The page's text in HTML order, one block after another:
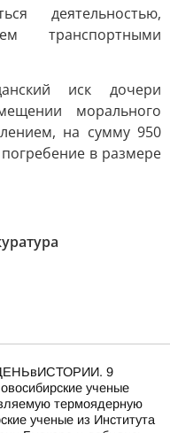
деятельностью,
транспортными
иск дочери
морального
на сумму 950
в размере
9
ученые
термоядерную
ученые из Института